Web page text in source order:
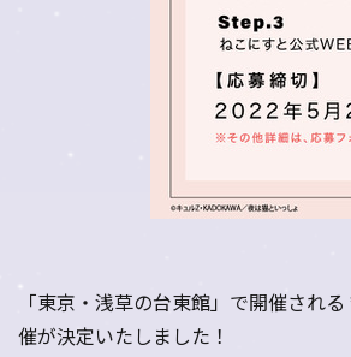
「東京・浅草の台東館」で開催され
催が決定いたしました！